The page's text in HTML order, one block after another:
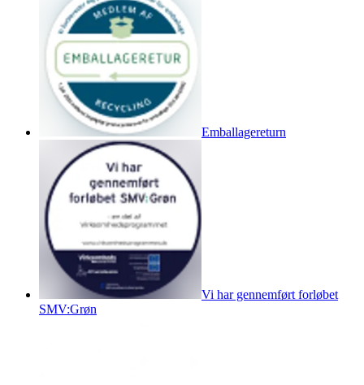
Emballagereturn
Vi har gennemført forløbet
SMV:Grøn